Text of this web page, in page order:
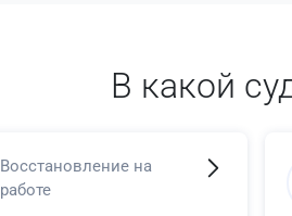
В какой
Восстановление на
работе